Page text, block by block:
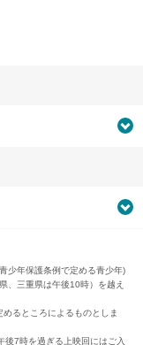
少年保護条例で定める青少年)
、三重県は午後10時）を越え
るところによるものとしま
後7時を過ぎる上映回にはご入